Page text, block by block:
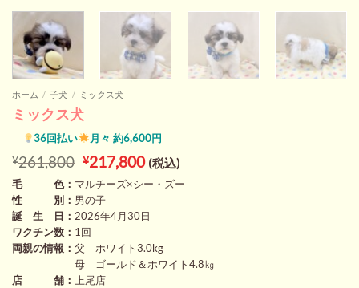
ホーム / 子犬 / ミックス犬
ミックス犬
36回払い 月々 約6,600円
¥261,800 元
価
格
は
¥261,800
で
し
た。
¥217,800現
在
の
格
¥217,800
で
(税込)
毛 色： マルチーズ×シー・ズー
性 別： 男の子
誕 生 日： 2026年4月30日
ワクチン数： 1回
両親の情報： 父 ホワイト3.0kg
母 ゴールド＆ホワイト4.8㎏
店 舗： 上尾店